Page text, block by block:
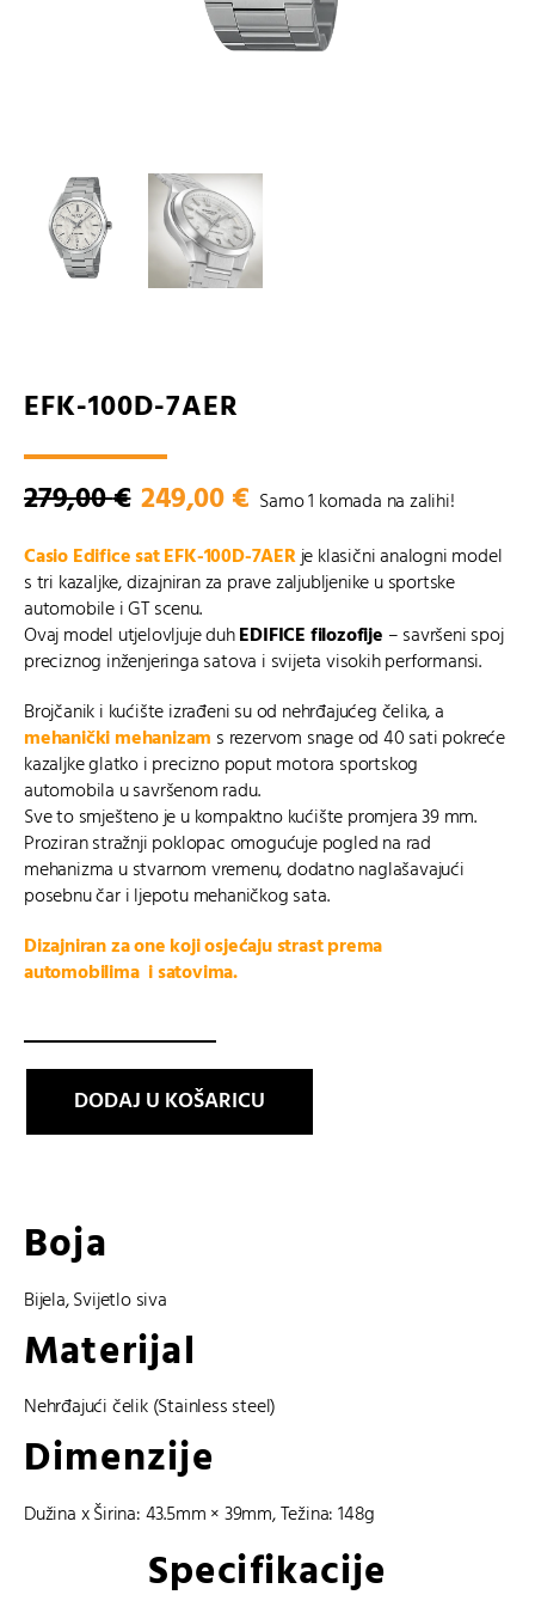
EFK-100D-7AER
279,00€ Izvorna
bila
je:
279,00 €.
249,00€Trenutna
je:
249,00 €.
Samo 1 komada na zalihi!
Casio Edifice sat EFK-100D-7AERje klasični analogni model
s tri kazaljke, dizajniran za prave zaljubljenike u sportske
automobile i GT scenu.
Ovaj model utjelovljuje duhEDIFICE filozofije – savršeni spoj
preciznog inženjeringa satova i svijeta visokih performansi.
Brojčanik i kućište izrađeni su od nehrđajućeg čelika, a
mehanički mehanizam s rezervom snage od 40 sati pokreće
kazaljke glatko i precizno poput motora sportskog
automobila u savršenom radu.
Sve to smješteno je u kompaktno kućište promjera 39 mm.
Proziran stražnji poklopac omogućuje pogled na rad
mehanizma u stvarnom vremenu, dodatno naglašavajući
posebnu čar i ljepotu mehaničkog sata.
Dizajniran za one koji osjećaju strast prema
automobilima i satovima.
EFK-
100D-
7AER
količina
DODAJ U KOŠARICU
Boja
Bijela,Svijetlo siva
Materijal
Nehrđajući čelik (Stainless steel)
Dimenzije
Dužina x Širina: 43.5mm × 39mm, Težina: 148g
Specifikacije